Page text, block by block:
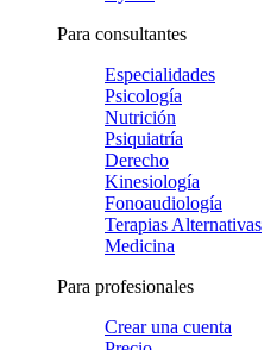
Para consultantes
Especialidades
Psicología
Nutrición
Psiquiatría
Derecho
Kinesiología
Fonoaudiología
Terapias Alternativas
Medicina
Para profesionales
Crear una cuenta